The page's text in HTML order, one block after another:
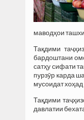
маводҳои
Тақдими
бардоштани
сатҳу сифати
пурзӯр карда
мусоидат хоҳад
Тақдими
давлатии